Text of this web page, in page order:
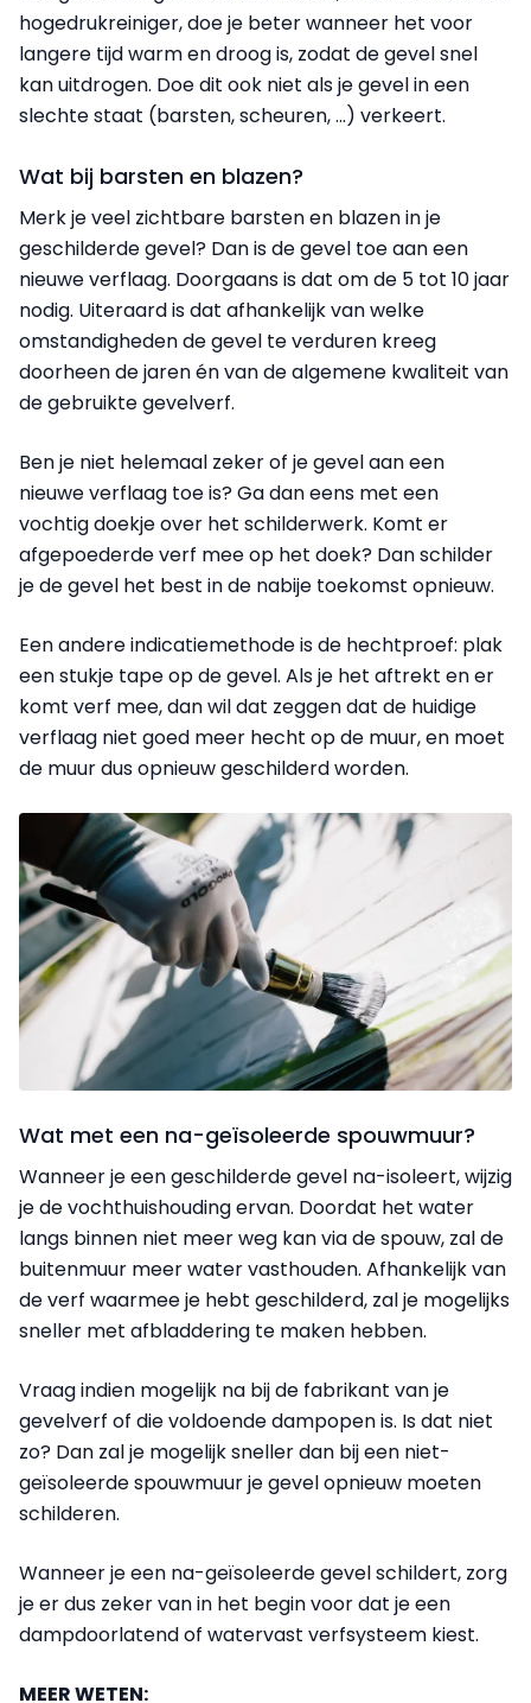
hogedrukreiniger, doe je beter wanneer het voor
langere tijd warm en droog is, zodat de gevel snel
kan uitdrogen. Doe dit ook niet als je gevel in een
slechte staat (barsten, scheuren, ...) verkeert.
Wat bij barsten en blazen?
Merk je veel zichtbare barsten en blazen in je
geschilderde gevel? Dan is de gevel toe aan een
nieuwe verflaag. Doorgaans is dat om de 5 tot 10 jaar
nodig. Uiteraard is dat afhankelijk van welke
omstandigheden de gevel te verduren kreeg
doorheen de jaren én van de algemene kwaliteit van
de gebruikte gevelverf.
Ben je niet helemaal zeker of je gevel aan een
nieuwe verflaag toe is? Ga dan eens met een
vochtig doekje over het schilderwerk. Komt er
afgepoederde verf mee op het doek? Dan schilder
je de gevel het best in de nabije toekomst opnieuw.
Een andere indicatiemethode is de hechtproef: plak
een stukje tape op de gevel. Als je het aftrekt en er
komt verf mee, dan wil dat zeggen dat de huidige
verflaag niet goed meer hecht op de muur, en moet
de muur dus opnieuw geschilderd worden.
Wat met een na-geïsoleerde spouwmuur?
Wanneer je een geschilderde gevel na-isoleert, wijzig
je de vochthuishouding ervan. Doordat het water
langs binnen niet meer weg kan via de spouw, zal de
buitenmuur meer water vasthouden. Afhankelijk van
de verf waarmee je hebt geschilderd, zal je mogelijks
sneller met afbladdering te maken hebben.
Vraag indien mogelijk na bij de fabrikant van je
gevelverf of die voldoende dampopen is. Is dat niet
zo? Dan zal je mogelijk sneller dan bij een niet-
geïsoleerde spouwmuur je gevel opnieuw moeten
schilderen.
Wanneer je een na-geïsoleerde gevel schildert, zorg
je er dus zeker van in het begin voor dat je een
dampdoorlatend of watervast verfsysteem kiest.
MEER WETEN: